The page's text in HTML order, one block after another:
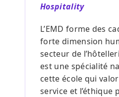
Hospitality
L’EMD forme des
forte dimension
secteur de
est une spécialité
cette école qui
service et l’éthique